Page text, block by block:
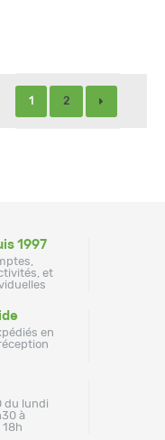
1 2
1997
et
en
du lundi
à
18h